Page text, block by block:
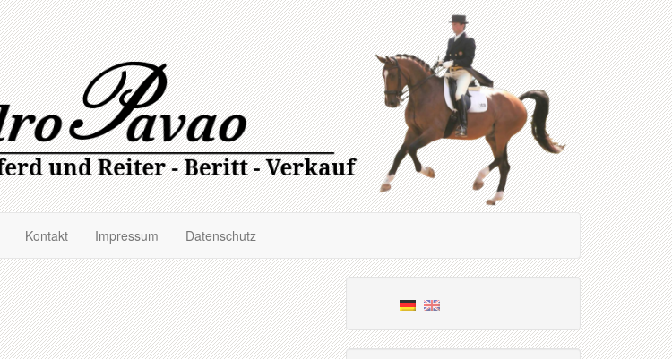
Kontakt Impressum Datenschutz